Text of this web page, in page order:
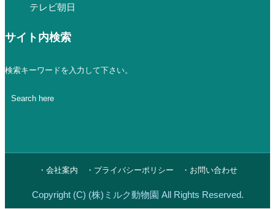
テレビ朝日
サイト内検索
検索キーワードを入力して下さい。
・会社案内 ・プライバシーポリシー ・お問い合わせ
Copyright (C) (株)ミルク動物園 All Rights Reserved.